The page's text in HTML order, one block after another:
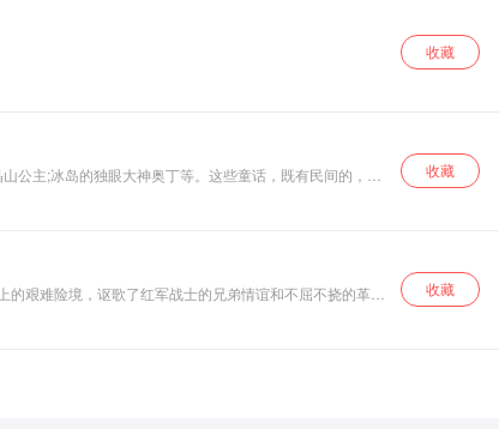
收藏
主;冰岛的独眼大神奥丁等。这些童话，既有民间的，也
中了解北欧国家的风土人情、风俗习惯，感受到了独特的
收藏
艰难险境，讴歌了红军战士的兄弟情谊和不屈不挠的革命
收藏